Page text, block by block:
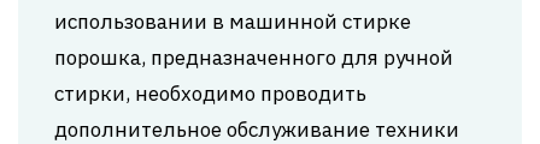
использовании в машинной стирке
порошка, предназначенного для ручной
стирки, необходимо проводить
дополнительное обслуживание техники